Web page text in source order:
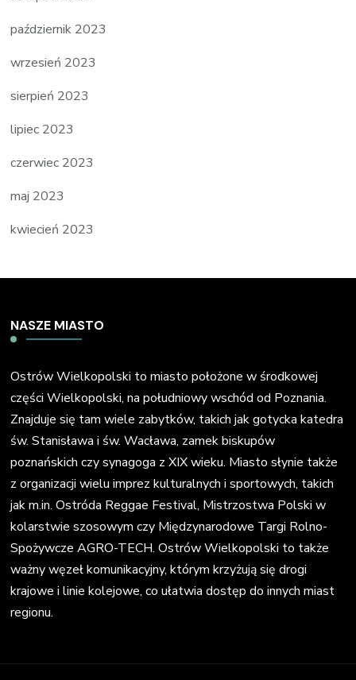
październik 2023
wrzesień 2023
sierpień 2023
lipiec 2023
czerwiec 2023
maj 2023
kwiecień 2023
NASZE MIASTO
Ostrów Wielkopolski to miasto położone w środkowej
części Wielkopolski, na południowy wschód od Poznania.
Znajduje się tam wiele zabytków, takich jak gotycka katedra
św. Stanisława i św. Wacława, zamek biskupów
poznańskich czy synagoga z XIX wieku. Miasto słynie także
z organizacji wielu imprez kulturalnych i sportowych, takich
jak m.in. Ostróda Reggae Festival, Mistrzostwa Polski w
kolarstwie szosowym czy Międzynarodowe Targi Rolno-
Spożywcze AGRO-TECH. Ostrów Wielkopolski to także
ważny węzeł komunikacyjny, którym krzyżują się drogi
krajowe i linie kolejowe, co ułatwia dostęp do innych miast
regionu.